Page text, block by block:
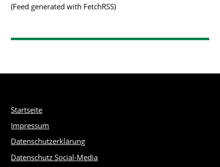
(Feed generated with FetchRSS)
Startseite
Impressum
Datenschutzerklärung
Datenschutz Social-Media